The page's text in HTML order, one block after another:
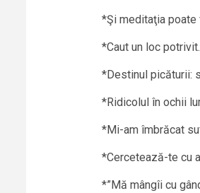
*Şi meditaţia poate
*Caut un loc
*Destinul picăturii:
*Ridicolul în ochii
*Mi-am îmbrăcat
*Cercetează-te cu
*”Mă mângîi cu